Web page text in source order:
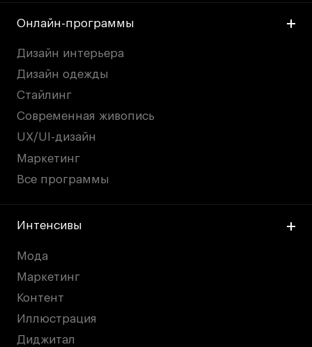
Войти в кампус
Получить сертификат
дверей
дверей
Universal University
Universal University
EN
EN
Онлайн-программы
Дизайн интерьера
Дизайн одежды
Стайлинг
Современная живопись
UX/UI-дизайн
Маркетинг
Все программы
Интенсивы
Мода
Маркетинг
Контент
Иллюстрация
Диджитал